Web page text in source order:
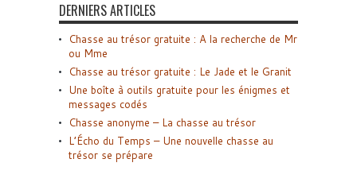
DERNIERS ARTICLES
Chasse au trésor gratuite : A la recherche de Mr
ou Mme
Chasse au trésor gratuite : Le Jade et le Granit
Une boîte à outils gratuite pour les énigmes et
messages codés
Chasse anonyme – La chasse au trésor
L’Écho du Temps – Une nouvelle chasse au
trésor se prépare